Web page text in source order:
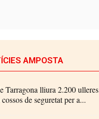
AMPOSTA
Tarragona lliura 2.200 ulleres
de seguretat per a...